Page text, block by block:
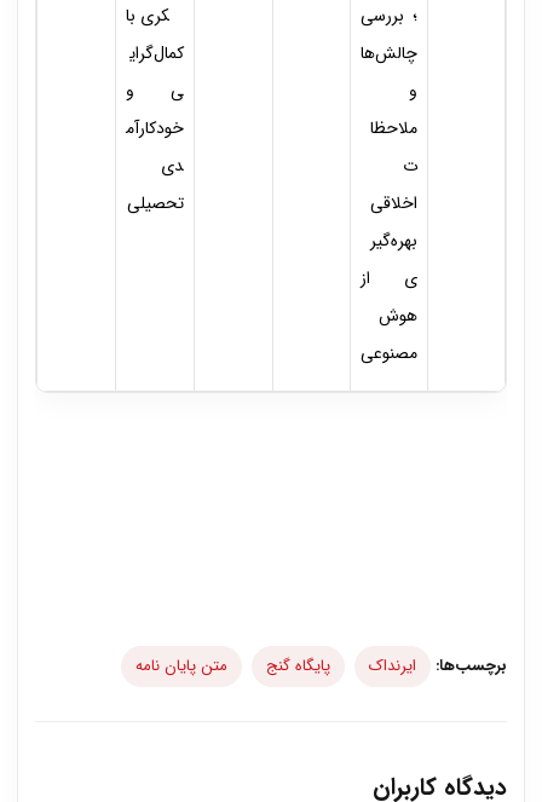
؛ بررسی
چالش‌ها
و
ملاحظا
ت
اخلاقی
بهره‌گیر
ی از
‌هوش
مصنوعی
کری با
کمال‌گرای
ی و
خودکارآم
دی
تحصیلی
برچسب‌ها: ایرنداک پایگاه گنج متن پایان نامه
دیدگاه کاربران